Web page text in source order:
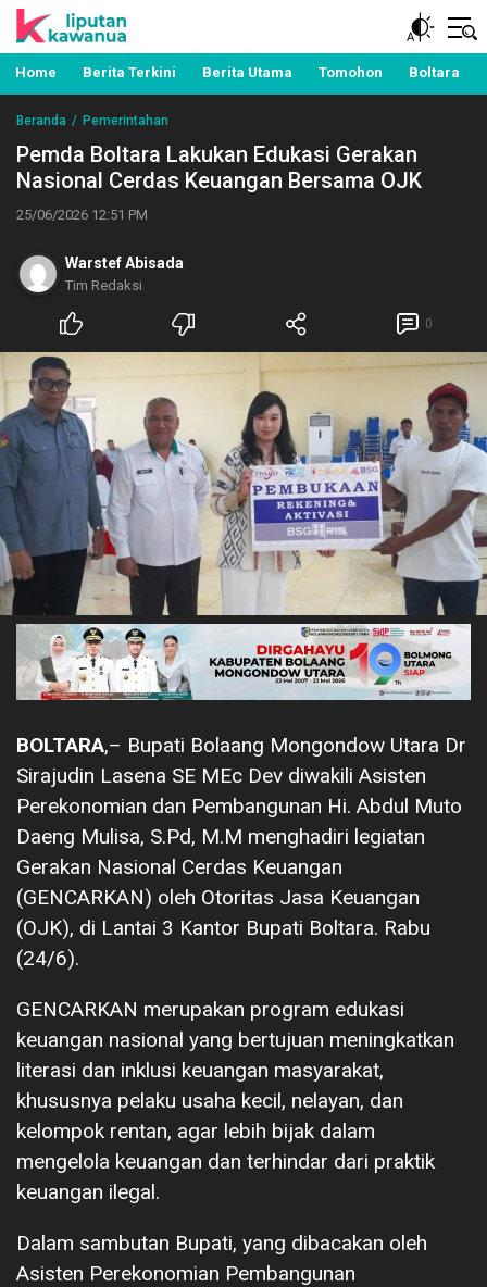
Liputan Kawanua
Berita Manado, Sulawesi Utara, Kawanua, Politik,
Pemerintahan, Hukum Kriminal dan Nasional
Home Berita Terkini Berita Utama Tomohon Boltara
Beranda Pemerintahan
Pemda Boltara Lakukan Edukasi Gerakan
Nasional Cerdas Keuangan Bersama OJK
25/06/2026 12:51 PM
Warstef Abisada
Tim Redaksi
0
BOLTARA,– Bupati Bolaang Mongondow Utara Dr
Sirajudin Lasena SE MEc Dev diwakili Asisten
Perekonomian dan Pembangunan Hi. Abdul Muto
Daeng Mulisa, S.Pd, M.M menghadiri legiatan
Gerakan Nasional Cerdas Keuangan
(GENCARKAN) oleh Otoritas Jasa Keuangan
(OJK), di Lantai 3 Kantor Bupati Boltara. Rabu
(24/6).
GENCARKAN merupakan program edukasi
keuangan nasional yang bertujuan meningkatkan
literasi dan inklusi keuangan masyarakat,
khususnya pelaku usaha kecil, nelayan, dan
kelompok rentan, agar lebih bijak dalam
mengelola keuangan dan terhindar dari praktik
keuangan ilegal.
Dalam sambutan Bupati, yang dibacakan oleh
Asisten Perekonomian Pembangunan